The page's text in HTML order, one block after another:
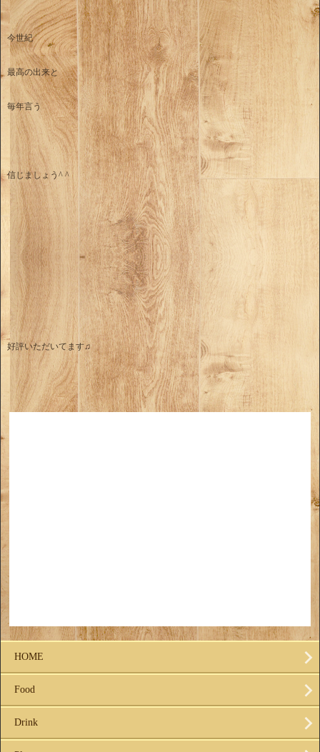
今世紀
最高の出来と
毎年言う
信じましょう^ ^
好評いただいてます♫
HOME
Food
Drink